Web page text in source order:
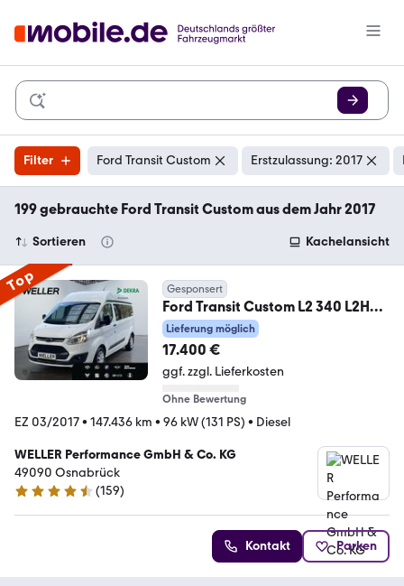
Filter Ford Transit Custom Erstzulassung: 2017
199 gebrauchte Ford Transit Custom aus dem Jahr 2017
Sortieren Kachelansicht
Top Gesponsert
Ford Transit Custom L2 340 L2H2
VA Trend *9-Si*Klima*
Lieferung möglich
17.400 €
ggf. zzgl. Lieferkosten
Ohne Bewertung
EZ 03/2017• 147.436 km • 96 kW (131 PS) • Diesel
WELLER Performance GmbH & Co. KG
49090 Osnabrück
4.5 Sterne
(159)
Kontakt Parken